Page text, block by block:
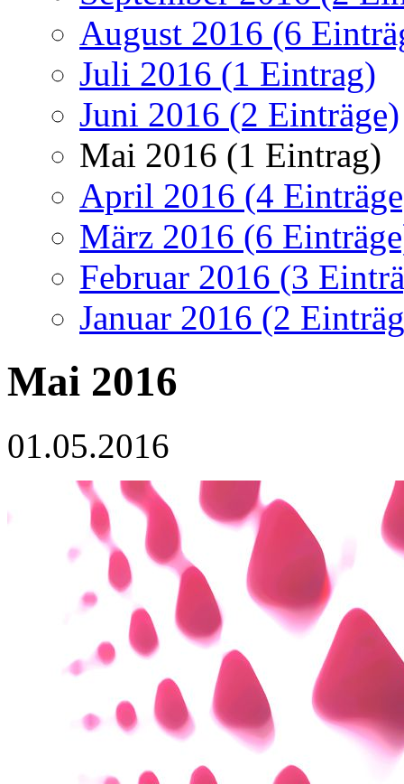
August 2016 (6
Juli 2016 (1 Eintrag)
Juni 2016 (2 Einträge)
Mai 2016 (1 Eintrag)
April 2016 (4
März 2016 (6
Februar 2016 (3
Januar 2016 (2
Mai 2016
01.05.2016